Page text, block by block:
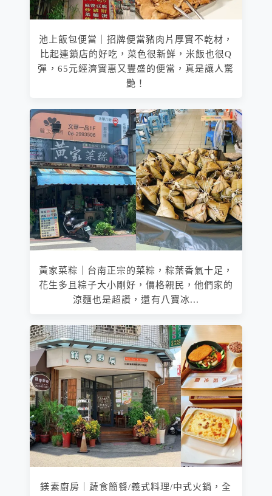
池上飯包便當｜招牌便當豬肉片厚實不乾材，
比起連鎖店的好吃，菜色很新鮮，米飯也很Q
彈，65元經濟實惠又豐盛的便當，真是讓人驚
艷！
黃家菜粽｜台南正宗的菜粽，粽葉香氣十足，
花生多且粽子大小剛好，價格親民，他們家的
涼麵也是超讚，還有八寶冰...
鎂素廚房｜蔬食簡餐/義式料理/中式火鍋，全